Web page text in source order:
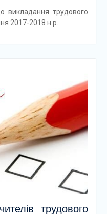
викладання трудового
2017-2018 н.р.
трудового